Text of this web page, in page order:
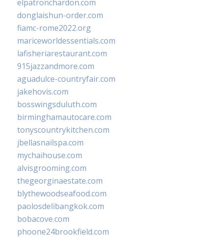
elpatronchardon.com
donglaishun-order.com
fiamc-rome2022.org
mariceworldessentials.com
lafisheriarestaurant.com
915jazzandmore.com
aguadulce-countryfair.com
jakehovis.com
bosswingsduluth.com
birminghamautocare.com
tonyscountrykitchen.com
jbellasnailspa.com
mychaihouse.com
alvisgrooming.com
thegeorginaestate.com
blythewoodseafood.com
paolosdelibangkok.com
bobacove.com
phoone24brookfield.com